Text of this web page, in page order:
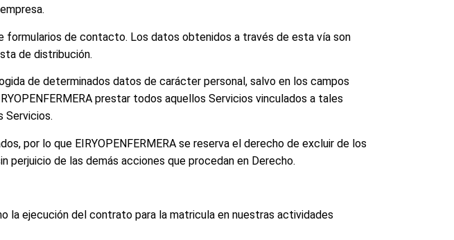
formularios de contacto. Los datos obtenidos a través de esta vía son
de distribución.
de determinados datos de carácter personal, salvo en los campos
prestar todos aquellos Servicios vinculados a tales
Servicios.
por lo que EIRYOPENFERMERA se reserva el derecho de excluir de los
de las demás acciones que procedan en Derecho.
la ejecución del contrato para la matricula en nuestras actividades